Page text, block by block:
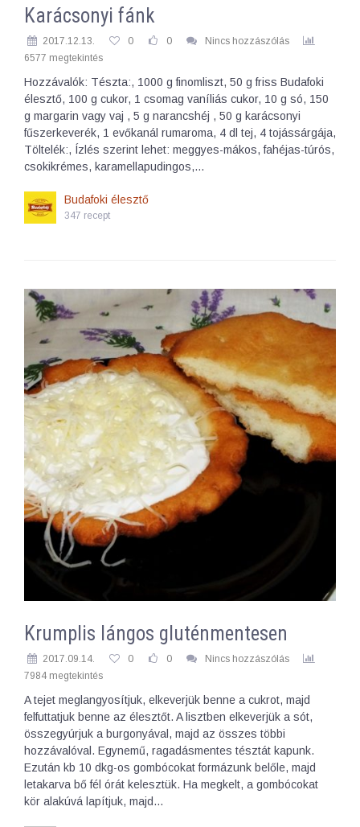
Karácsonyi fánk
2017.12.13. 0 0
Nincs hozzászólás
6577 megtekintés
Hozzávalók: Tészta:, 1000 g finomliszt, 50 g friss Budafoki
élesztő, 100 g cukor, 1 csomag vaníliás cukor, 10 g só, 150
g margarin vagy vaj , 5 g narancshéj , 50 g karácsonyi
fűszerkeverék, 1 evőkanál rumaroma, 4 dl tej, 4 tojássárgája,
Töltelék:, Ízlés szerint lehet: meggyes-mákos, fahéjas-túrós,
csokikrémes, karamellapudingos,…
Budafoki élesztő
347 recept
Krumplis lángos gluténmentesen
2017.09.14. 0 0
Nincs hozzászólás
7984 megtekintés
A tejet meglangyosítjuk, elkeverjük benne a cukrot, majd
felfuttatjuk benne az élesztőt. A lisztben elkeverjük a sót,
összegyúrjuk a burgonyával, majd az összes többi
hozzávalóval. Egynemű, ragadásmentes tésztát kapunk.
Ezután kb 10 dkg-os gombócokat formázunk belőle, majd
letakarva bő fél órát kelesztük. Ha megkelt, a gombócokat
kör alakúvá lapítjuk, majd…